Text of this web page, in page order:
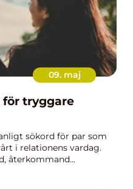
09. maj
tryggare
sökord för par som
i relationens vardag.
återkommand...